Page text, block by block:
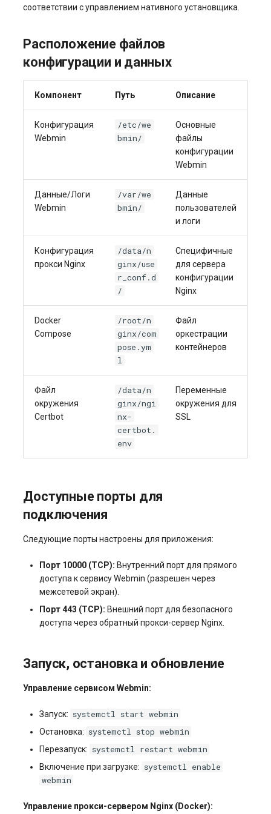
соответствии с управлением нативного установщика.
Расположение файлов
конфигурации и данных
Компонент Путь Описание
Конфигурация
Webmin
/etc/we
bmin/
Основные
файлы
конфигурации
Webmin
Данные/Логи
Webmin
/var/we
bmin/
Данные
пользователей
и логи
Конфигурация
прокси Nginx
/data/n
ginx/use
r_conf.d
/
Специфичные
для сервера
конфигурации
Nginx
Docker
Compose
/root/n
ginx/com
pose.ym
l
Файл
оркестрации
контейнеров
Файл
окружения
Certbot
/data/n
ginx/ngi
nx-
certbot.
env
Переменные
окружения для
SSL
Доступные порты для
подключения
Следующие порты настроены для приложения:
Порт 10000 (TCP): Внутренний порт для прямого
доступа к сервису Webmin (разрешен через
межсетевой экран).
Порт 443 (TCP): Внешний порт для безопасного
доступа через обратный прокси-сервер Nginx.
Запуск, остановка и обновление
Управление сервисом Webmin:
Запуск: systemctl start webmin
Остановка: systemctl stop webmin
Перезапуск: systemctl restart webmin
Включение при загрузке: systemctl enable
webmin
Управление прокси-сервером Nginx (Docker):